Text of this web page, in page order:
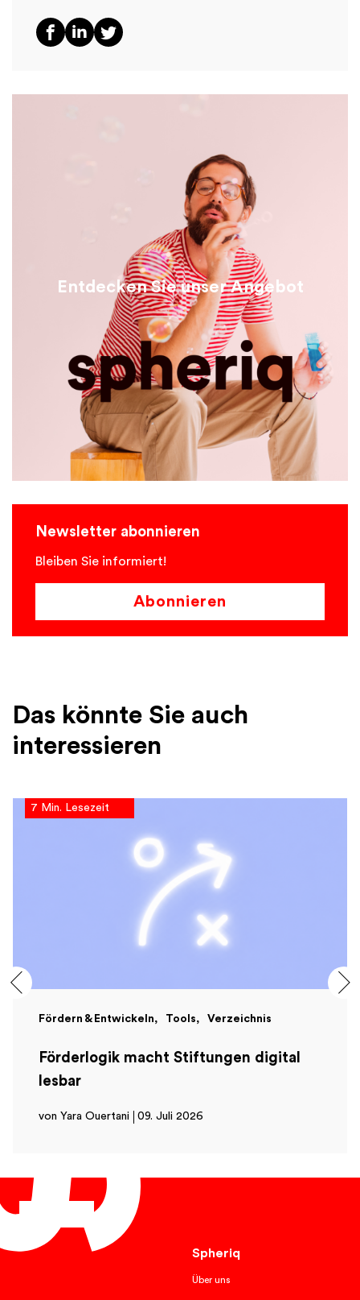
Entdecken Sie unser Angebot
Newsletter abonnieren
Bleiben Sie informiert!
Abonnieren
Das könnte Sie auch
interessieren
7 Min. Lesezeit
Fördern & Entwickeln Tools Verzeichnis
Förderlogik macht Stiftungen digital
lesbar
von Yara Ouertani 09. Juli 2026
Spheriq
Über uns